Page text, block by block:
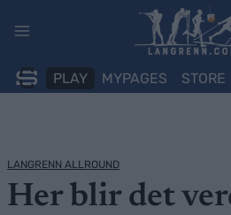
PLAY MYPAGES STORE
LANGRENN ALLROUND
Her blir det